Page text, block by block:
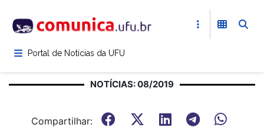
para
conteúdoPortal de Notícias da UFU
NOTÍCIAS: 08/2019
Compartilhar: